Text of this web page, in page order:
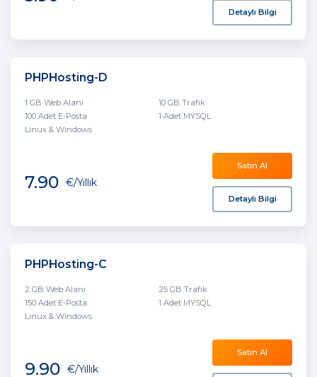
Detaylı Bilgi
PHPHosting-D
1 GB Web Alanı
10 GB Trafik
100 Adet E-Posta
1 Adet MYSQL
Linux & Windows
7.90 €/Yıllık
Satın Al
Detaylı Bilgi
PHPHosting-C
2 GB Web Alanı
25 GB Trafik
150 Adet E-Posta
1 Adet MYSQL
Linux & Windows
9.90 €/Yıllık
Satın Al